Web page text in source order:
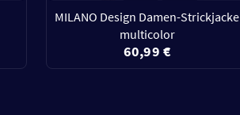
MILANO Design Damen-Strickjacke
multicolor
60,99 €